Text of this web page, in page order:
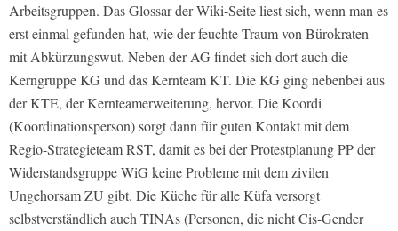
Arbeitsgruppen. Das Glossar der Wiki-Seite liest sich, wenn man es
erst einmal gefunden hat, wie der feuchte Traum von Bürokraten
mit Abkürzungswut. Neben der AG findet sich dort auch die
Kerngruppe KG und das Kernteam KT. Die KG ging nebenbei aus
der KTE, der Kernteamerweiterung, hervor. Die Koordi
(Koordinationsperson) sorgt dann für guten Kontakt mit dem
Regio-Strategieteam RST, damit es bei der Protestplanung PP der
Widerstandsgruppe WiG keine Probleme mit dem zivilen
Ungehorsam ZU gibt. Die Küche für alle Küfa versorgt
selbstverständlich auch TINAs (Personen, die nicht Cis-Gender